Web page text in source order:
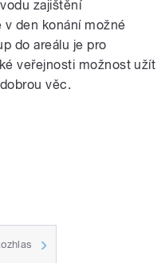
zajištění
den konání možné
do areálu je pro
veřejnosti možnost užít
věc.